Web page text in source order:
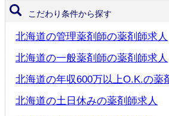
こだわり条件から探す
北海道の管理薬剤師の薬剤師求人
北海道の一般薬剤師の薬剤師求人
北海道の年収600万以上O.K.の薬
北海道の土日休みの薬剤師求人